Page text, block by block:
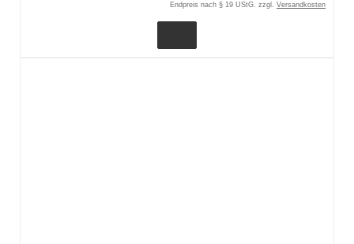
Endpreis nach § 19 UStG. zzgl. Versandkosten